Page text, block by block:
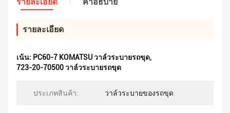
รายละเอียด คําอธิบาย
รายละเอียด
เน้น: PC60-7 KOMATSU วาล์วระบายรถขุด,
723-20-70500 วาล์วระบายรถขุด
ประเภทสินค้า: วาล์วระบายของรถขุด